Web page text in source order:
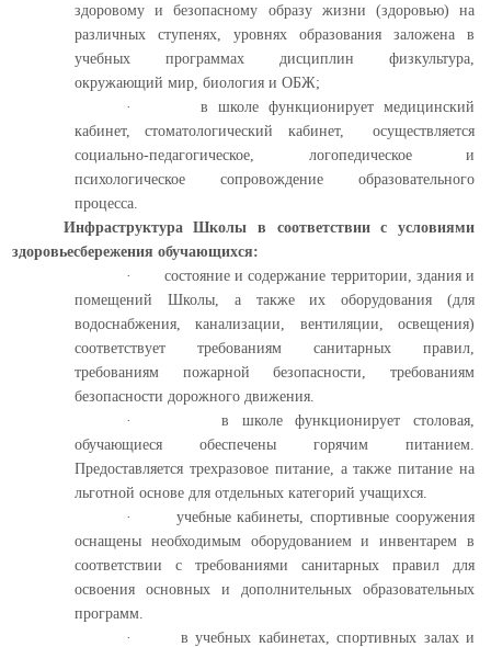
здоровому и безопасному образу жизни (здоровью) на
различных ступенях, уровнях образования заложена в
учебных программах дисциплин физкультура,
окружающий мир, биология и ОБЖ;
·
в школе функционирует медицинский
кабинет, стоматологический кабинет, осуществляется
социально-педагогическое, логопедическое и
психологическое сопровождение образовательного
процесса.
Инфраструктура Школы в соответствии с условиями
здоровьесбережения обучающихся:
·
состояние и содержание территории, здания и
помещений Школы, а также их оборудования (для
водоснабжения, канализации, вентиляции, освещения)
соответствует требованиям санитарных правил,
требованиям пожарной безопасности, требованиям
безопасности дорожного движения.
·
в школе функционирует столовая,
обучающиеся обеспечены горячим питанием.
Предоставляется трехразовое питание, а также питание на
льготной основе для отдельных категорий учащихся.
·
учебные кабинеты, спортивные сооружения
оснащены необходимым оборудованием и инвентарем в
соответствии с требованиями санитарных правил для
освоения основных и дополнительных образовательных
программ.
·
в учебных кабинетах, спортивных залах и